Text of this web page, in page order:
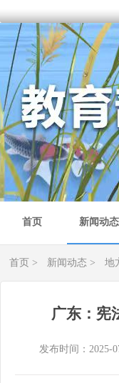
首页 新闻动态
首页 > 新闻动态 > 地
广东：宪
发布时间：2025-